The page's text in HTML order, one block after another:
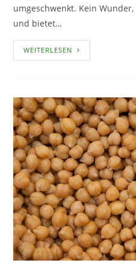
umgeschwenkt. Kein
und bietet…
WEITERLESEN CHECKLISTE
FÜR